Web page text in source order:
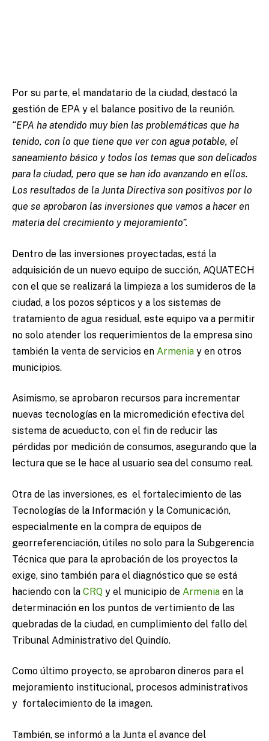
Por su parte, el mandatario de la ciudad, destacó la
gestión de EPA y el balance positivo de la reunión.
“EPA ha atendido muy bien las problemáticas que ha
tenido, con lo que tiene que ver con agua potable, el
saneamiento básico y todos los temas que son delicados
para la ciudad, pero que se han ido avanzando en ellos.
Los resultados de la Junta Directiva son positivos por lo
que se aprobaron las inversiones que vamos a hacer en
materia del crecimiento y mejoramiento”.
Dentro de las inversiones proyectadas, está la
adquisición de un nuevo equipo de succión, AQUATECH
con el que se realizará la limpieza a los sumideros de la
ciudad, a los pozos sépticos y a los sistemas de
tratamiento de agua residual, este equipo va a permitir
no solo atender los requerimientos de la empresa sino
también la venta de servicios en Armenia y en otros
municipios.
Asimismo, se aprobaron recursos para incrementar
nuevas tecnologías en la micromedición efectiva del
sistema de acueducto, con el fin de reducir las
pérdidas por medición de consumos, asegurando que la
lectura que se le hace al usuario sea del consumo real.
Otra de las inversiones, es el fortalecimiento de las
Tecnologías de la Información y la Comunicación,
especialmente en la compra de equipos de
georreferenciación, útiles no solo para la Subgerencia
Técnica que para la aprobación de los proyectos la
exige, sino también para el diagnóstico que se está
haciendo con la CRQ y el municipio de Armenia en la
determinación en los puntos de vertimiento de las
quebradas de la ciudad, en cumplimiento del fallo del
Tribunal Administrativo del Quindío.
Como último proyecto, se aprobaron dineros para el
mejoramiento institucional, procesos administrativos
y fortalecimiento de la imagen.
También, se informó a la Junta el avance del